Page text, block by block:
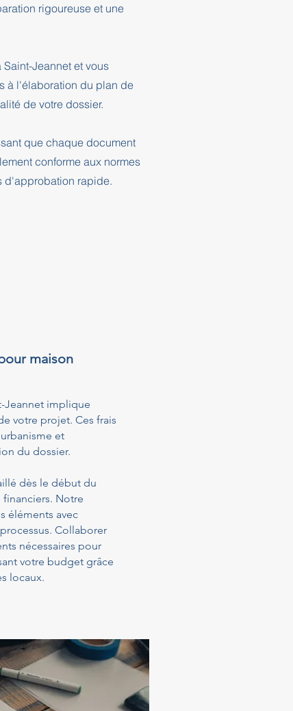
rigoureuse et une
Jeannet et vous
à l'élaboration du plan de
de votre dossier.
que chaque document
conforme aux normes
d'approbation rapide.
maison
Jeannet implique
votre projet. Ces frais
et
du dossier.
dès le début du
Notre
éléments avec
Collaborer
nécessaires pour
votre budget grâce
locaux.